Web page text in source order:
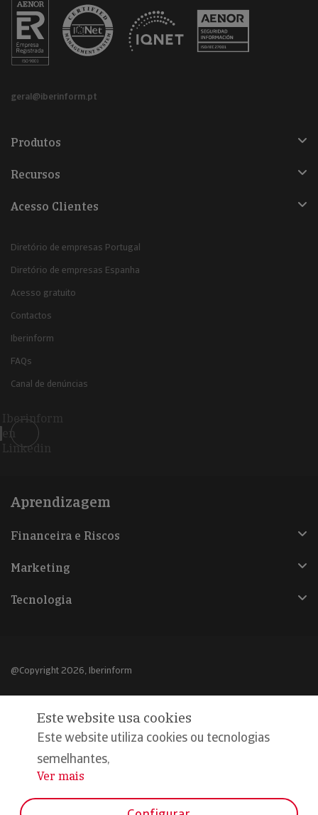
geral@iberinform.pt
Produtos
Recursos
Acesso Clientes
Diretório de empresas Portugal
Diretório de empresas Espanha
Acesso gratuito
Contactos
Iberinform
FAQs
Canal de denúncias
Iberinform
en
Linkedin
Aprendizagem
Financeira e Riscos
Marketing
Tecnologia
@Copyright 2026, Iberinform
Declaração de privacidade
Compromisso qualidade e segurança
Este website usa cookies
Este website utiliza cookies ou tecnologias
semelhantes,
...
Ver mais